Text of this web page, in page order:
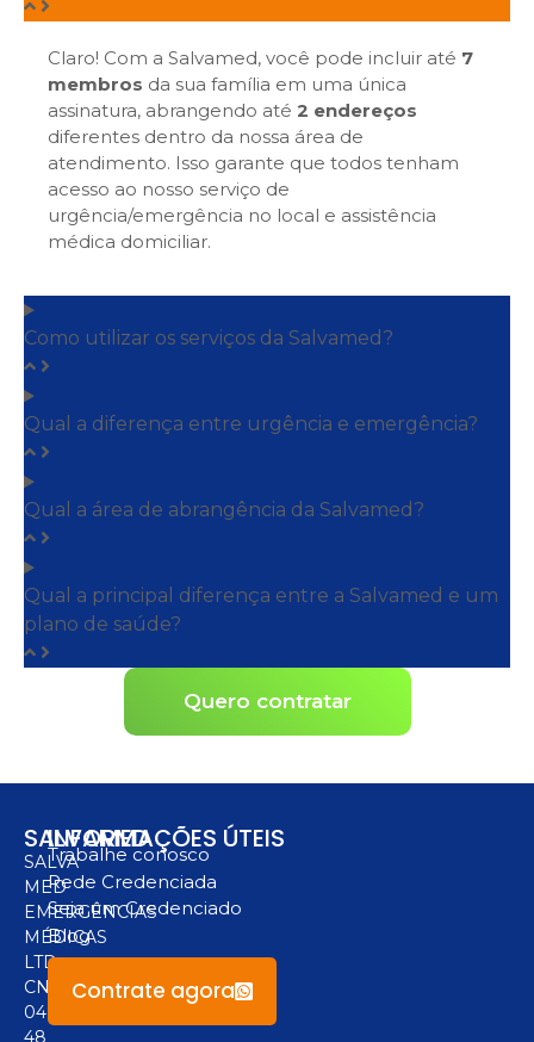
Claro! Com a Salvamed, você pode incluir até 7
membros da sua família em uma única
assinatura, abrangendo até 2 endereços
diferentes dentro da nossa área de
atendimento. Isso garante que todos tenham
acesso ao nosso serviço de
urgência/emergência no local e assistência
médica domiciliar.
Como utilizar os serviços da Salvamed?
Qual a diferença entre urgência e emergência?
Qual a área de abrangência da Salvamed?
Qual a principal diferença entre a Salvamed e um
plano de saúde?
Quero contratar
SALVAMED
SALVA
MED
EMERGÊNCIAS
MÉDICAS
LTD
CNPJ:
04.094.517/0001-
INFORMAÇÕES ÚTEIS
Trabalhe conosco
Rede Credenciada
Seja um Credenciado
Blog
Contrate agora